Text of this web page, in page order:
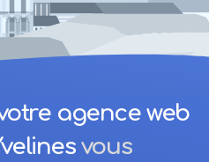
agence web
vous